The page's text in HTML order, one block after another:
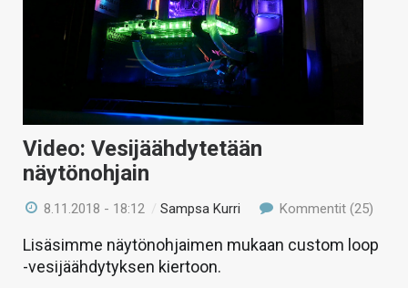
Video: Vesijäähdytetään
näytönohjain
8.11.2018 - 18:12 /Sampsa Kurri Kommentit (25)
Lisäsimme näytönohjaimen mukaan custom loop
-vesijäähdytyksen kiertoon.